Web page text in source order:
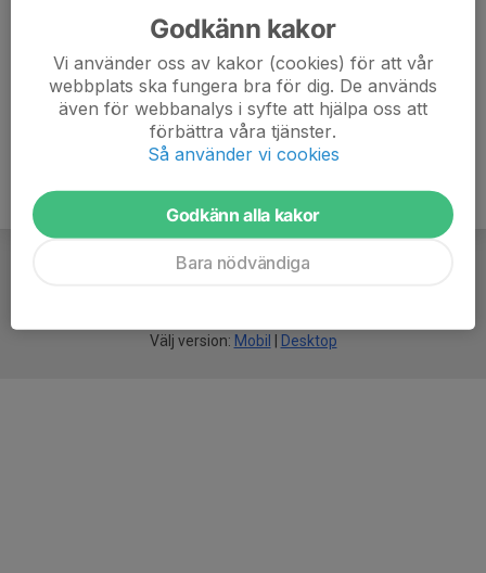
Välj version: Mobil Desktop
Godkänn kakor
Vi använder oss av kakor (cookies) för att vår
webbplats ska fungera bra för dig. De används
även för webbanalys i syfte att hjälpa oss att
förbättra våra tjänster.
Så använder vi cookies
Godkänn alla kakor
Bara nödvändiga